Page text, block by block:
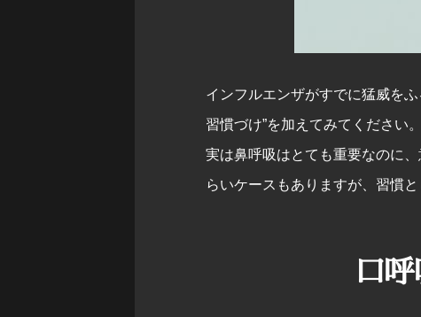
インフルエンザがすでに猛威を
習慣づけ”を加えてみてください。
実は鼻呼吸はとても重要なのに
らいケースもありますが、習慣
口